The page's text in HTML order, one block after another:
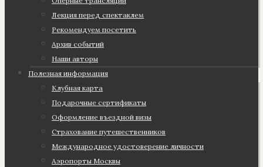
Лекция перед спектаклем
Рекомендуем посетить
Архив событий
Наши авторы
Полезная информация
Клубная карта
Подарочные сертификаты
Оформление въездной визы
Страхование путешественников
Международное удостоверение личности
Аэропорты Москвы